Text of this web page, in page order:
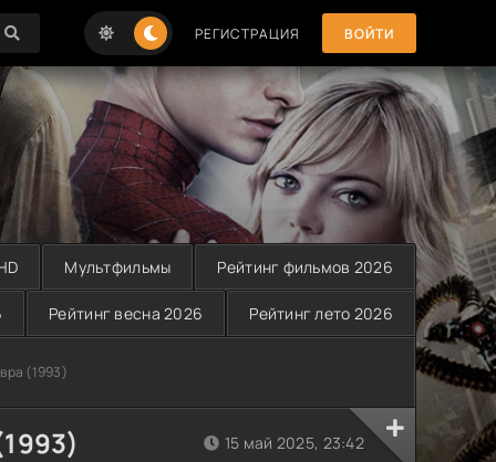
РЕГИСТРАЦИЯ ВОЙТИ
Мультфильмы Рейтинг фильмов 2026
Рейтинг весна 2026 Рейтинг лето 2026
(1993)
15 май 2025, 23:42